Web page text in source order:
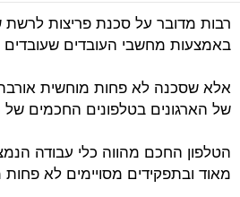
רבות מדובר על סכנת פריצות לרשת
באמצעות מחשבי העובדים
אלא שסכנה לא פחות מוחשית
של הארגונים בטלפונים החכמים של
הטלפון החכם מהווה כלי עבודה
מאוד ובתפקידים מסויימים לא